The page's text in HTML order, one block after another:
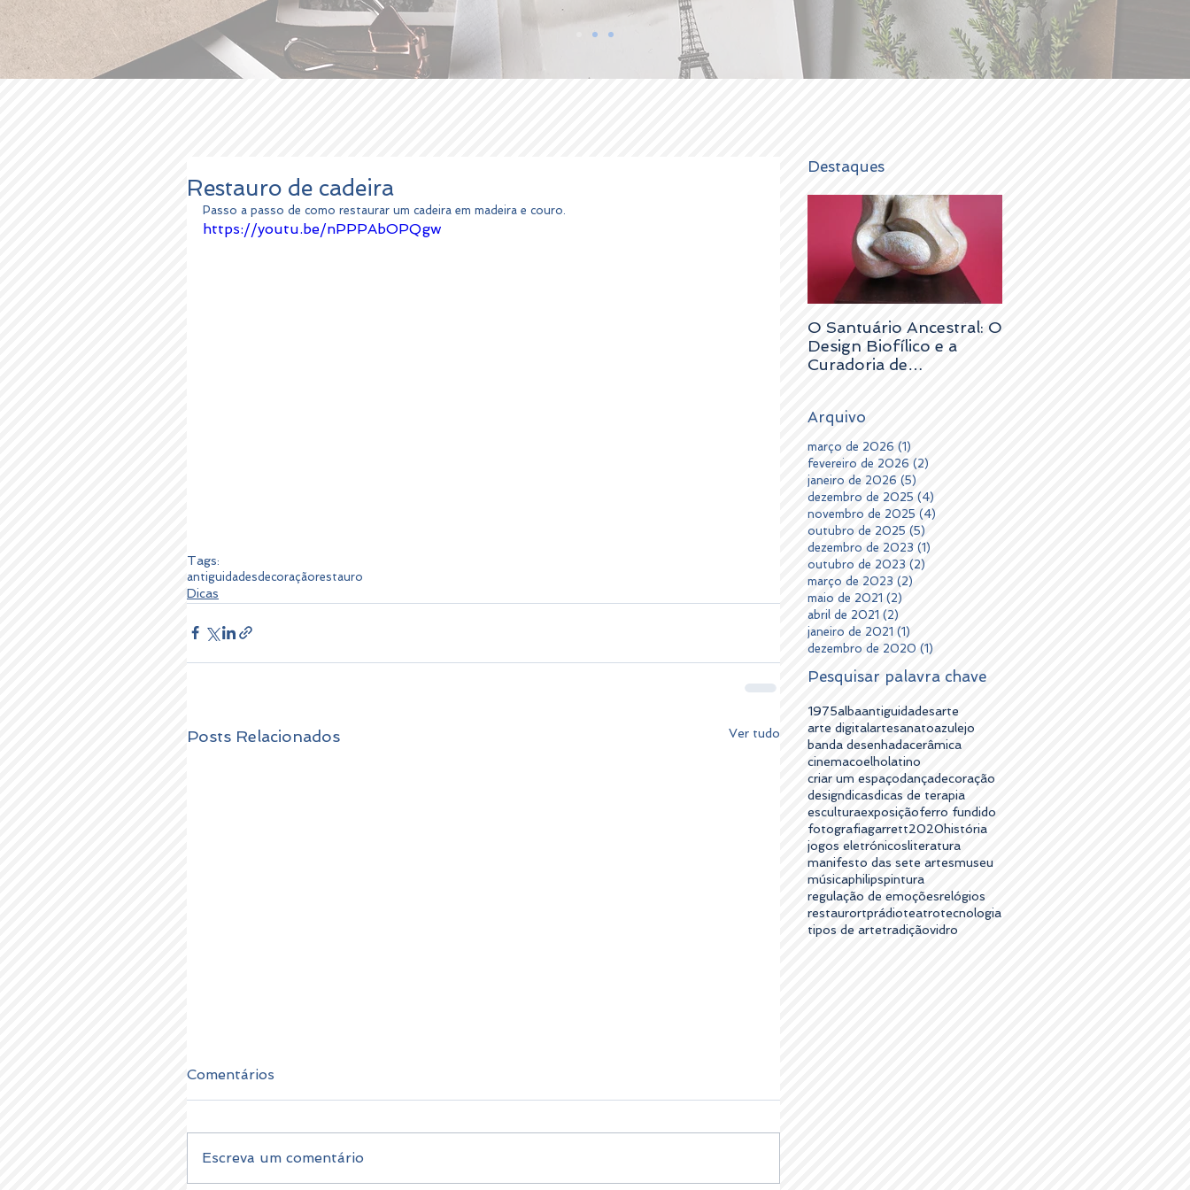
Restauro de cadeira
Passo a passo de como restaurar um cadeira em madeira e couro.
https://youtu.be/nPPPAbOPQgw
Tags:
antiguidadesdecoraçãorestauro
Dicas
Posts Relacionados Ver tudo
Comentários
Escreva um comentário
Destaques
O Santuário Ancestral: O
Design Biofílico e a
Curadoria de
Arquivo
março de 2026 (1)
fevereiro de 2026 (2)
janeiro de 2026 (5)
dezembro de 2025 (4)
novembro de 2025 (4)
outubro de 2025 (5)
dezembro de 2023 (1)
outubro de 2023 (2)
março de 2023 (2)
maio de 2021 (2)
abril de 2021 (2)
janeiro de 2021 (1)
dezembro de 2020 (1)
Pesquisar palavra chave
1975albaantiguidadesarte
arte digitalartesanatoazulejo
banda desenhadacerâmica
cinemacoelholatino
criar um espaçodançadecoração
designdicasdicas de terapia
esculturaexposiçãoferro fundido
fotografiagarrett2020história
jogos eletrónicosliteratura
manifesto das sete artesmuseu
músicaphilipspintura
regulação de emoçõesrelógios
restaurortprádioteatrotecnologia
tipos de artetradiçãovidro